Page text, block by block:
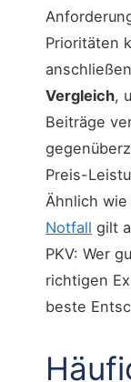
Prioritäten
Vergleich,
Beiträge
Preis-
Ähnlich wie
Notfall gilt
PKV: Wer
richtigen
beste